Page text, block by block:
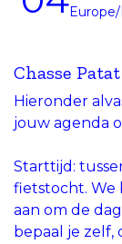
Chasse
Hieronder
jouw agenda
Starttijd:
fietstocht. We
aan om de
bepaal je zelf,